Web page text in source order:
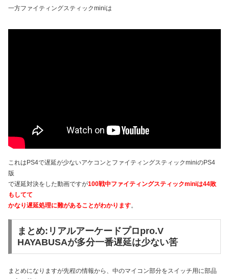
一方ファイティングスティックminiは
これはPS4で遅延が少ないアケコンとファイティングスティックminiのPS4
版
で遅延対決をした動画ですが100戦中ファイティングスティックminiは44敗
もしてて
かなり遅延処理に難があることがわかります。
まとめ:リアルアーケードプロpro.V
HAYABUSAが多分一番遅延は少ない筈
まとめになりますが先程の情報から、中のマイコン部分をスイッチ用に部品